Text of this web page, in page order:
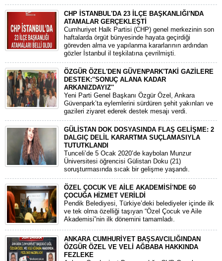
CHP İSTANBUL'DA 23 İLÇE BAŞKANLIĞI'NDA
ATAMALAR GERÇEKLEŞTİ
​Cumhuriyet Halk Partisi (CHP) genel merkezinin son
haftalarda örgüt bünyesinde hayata geçirdiği
görevden alma ve yapılanma kararlarının ardından
gözler İstanbul il teşkilatına çevrilmişti.
ÖZGÜR ÖZEL'DEN GÜVENPARK'TAKİ GAZİLERE
DESTEK:''SONUÇ ALANA KADAR
ARKANIZDAYIZ''
​Yeni Parti Genel Başkanı Özgür Özel, Ankara
Güvenpark’ta eylemlerini sürdüren şehit yakınları ve
gazileri ziyaret ederek destek mesajı verdi.
GÜLİSTAN DOK DOSYASINDA FLAŞ GELİŞME: 2
DALGIÇ DELİL KARARTMA SUÇLAMASIYLA
TUTUTKLANDI
​Tunceli’de 5 Ocak 2020’de kaybolan Munzur
Üniversitesi öğrencisi Gülistan Doku (21)
soruşturmasında sıcak bir gelişme yaşandı.
ÖZEL ÇOCUK VE AİLE AKADEMİSİ'NDE 60
ÇOCUĞA HİZMET VERİLDİ
Pendik Belediyesi, Türkiye’deki belediyeler içinde ilk
ve tek olma özelliği taşıyan “Özel Çocuk ve Aile
Akademisi”nin ilk dönemini tamamladı.
ANKARA CUMHURİYET BAŞSAVCILIĞINDAN
ÖZGÜR ÖZEL VE VELİ AĞBABA HAKKINDA
FEZLEKE